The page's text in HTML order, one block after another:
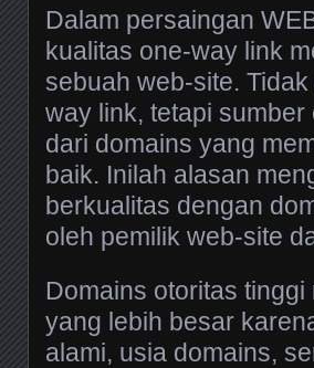
Dalam persaingan
kualitas one-way link
sebuah web-site.
way link, tetapi
dari domains yang
baik. Inilah alasan
berkualitas dengan
oleh pemilik web-site
Domains otoritas
yang lebih besar
alami, usia domains,